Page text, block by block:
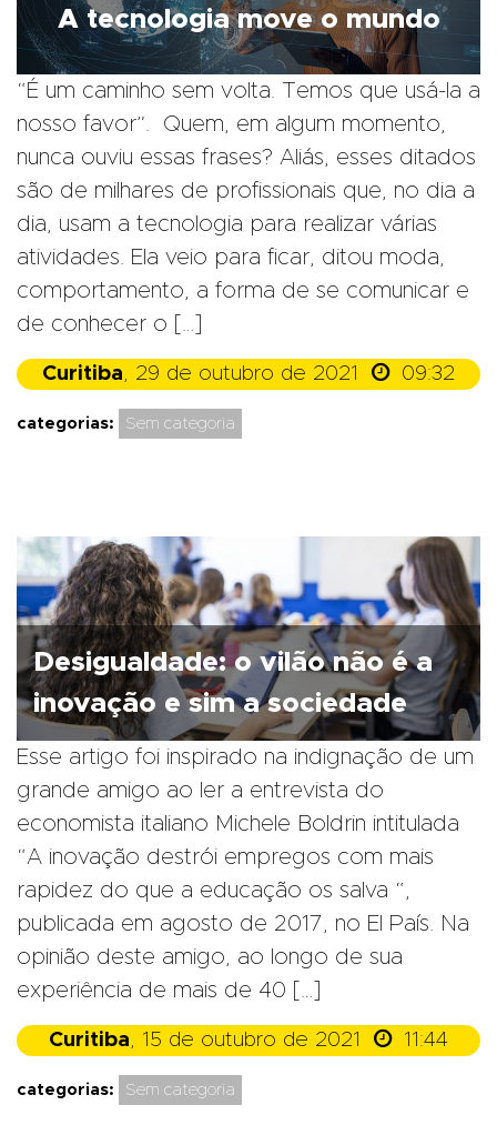
A tecnologia move o mundo
“É um caminho sem volta. Temos que usá-la a
nosso favor”. Quem, em algum momento,
nunca ouviu essas frases? Aliás, esses ditados
são de milhares de profissionais que, no dia a
dia, usam a tecnologia para realizar várias
atividades. Ela veio para ficar, ditou moda,
comportamento, a forma de se comunicar e
de conhecer o […]
Curitiba, 29 de outubro de 2021  09:32
categorias: Sem categoria
Desigualdade: o vilão não é a
inovação e sim a sociedade
Esse artigo foi inspirado na indignação de um
grande amigo ao ler a entrevista do
economista italiano Michele Boldrin intitulada
“A inovação destrói empregos com mais
rapidez do que a educação os salva “,
publicada em agosto de 2017, no El País. Na
opinião deste amigo, ao longo de sua
experiência de mais de 40 […]
Curitiba , 15 de outubro de 2021  11:44
categorias: Sem categoria